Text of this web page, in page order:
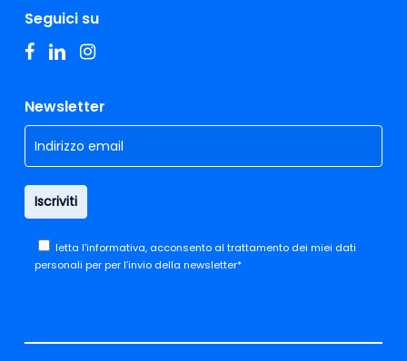
Seguici su
facebook
linkedininstagram
Newsletter
lettal'informativa, acconsento al trattamento dei miei dati
personali per per l’invio della newsletter*